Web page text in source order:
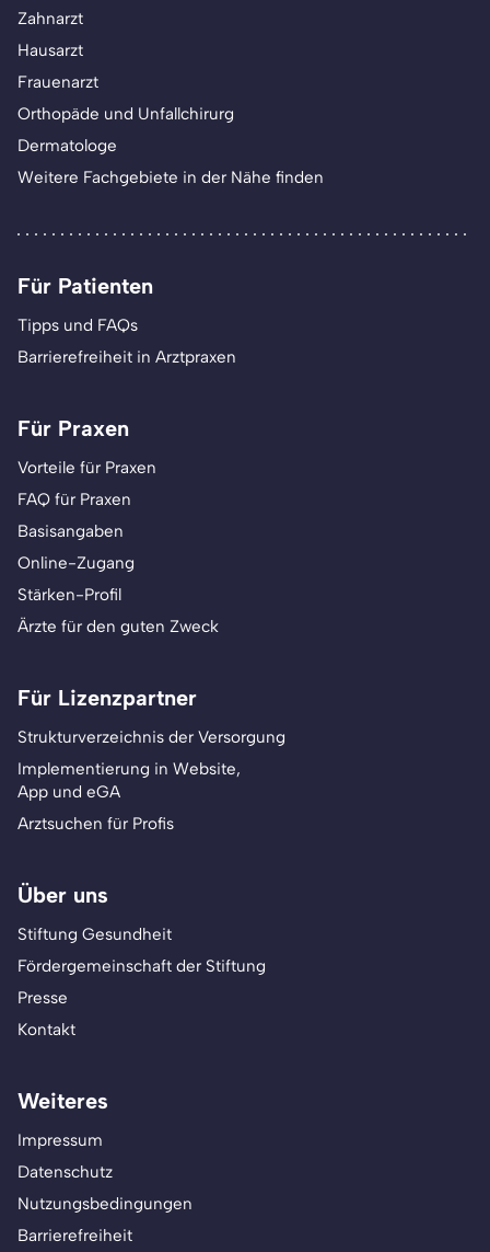
Zahnarzt
Hausarzt
Frauenarzt
Orthopäde und Unfallchirurg
Dermatologe
Weitere Fachgebiete in der Nähe finden
Für Patienten
Tipps und FAQs
Barrierefreiheit in Arztpraxen
Für Praxen
Vorteile für Praxen
FAQ für Praxen
Basisangaben
Online-Zugang
Stärken-Profil
Ärzte für den guten Zweck
Für Lizenzpartner
Strukturverzeichnis der Versorgung
Implementierung in Website,
App und eGA
Arztsuchen für Profis
Über uns
Stiftung Gesundheit
Fördergemeinschaft der Stiftung
Presse
Kontakt
Weiteres
Impressum
Datenschutz
Nutzungsbedingungen
Barrierefreiheit